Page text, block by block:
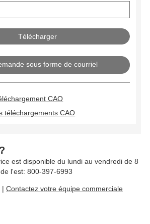
sous forme de courriel
CAO
téléchargements CAO
est disponible du lundi au vendredi de 8
l'est: 800-397-6993
| Contactez votre équipe commerciale